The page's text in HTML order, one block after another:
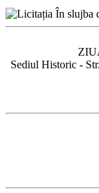
Sediul Historic -